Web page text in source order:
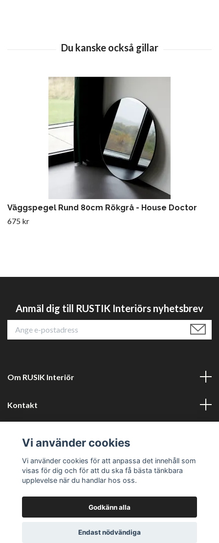
Väggspegel Rund 80cm Rökgrå - House Doctor
675 kr
Anmäl dig till RUSTIK Interiörs nyhetsbrev
Om RUSIK Interiör
Kontakt
Sociala medier
© 2026 RUSTIK Interiör Powered by Quickbutik
Vi använder cookies
Vi använder cookies för att anpassa det innehåll som
visas för dig och för att du ska få bästa tänkbara
upplevelse när du handlar hos oss.
Godkänn alla
Endast nödvändiga